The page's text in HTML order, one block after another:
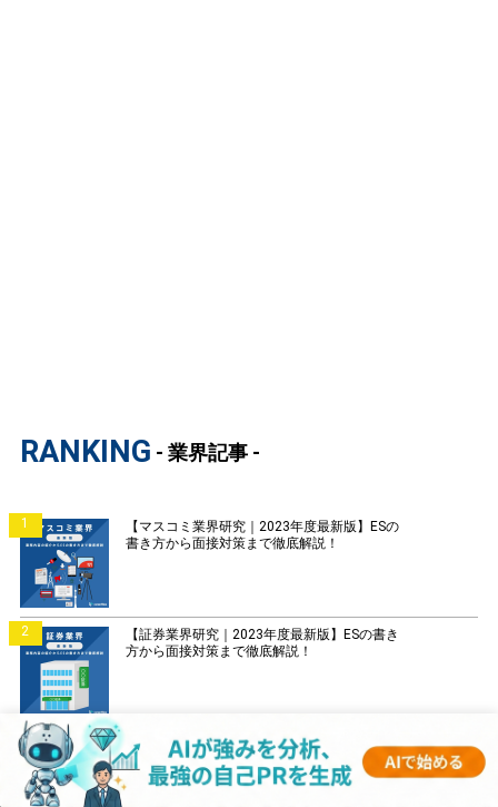
RANKING - 業界記事 -
1
【マスコミ業界研究｜2023年度最新版】ESの
書き方から面接対策まで徹底解説！
2
【証券業界研究｜2023年度最新版】ESの書き
方から面接対策まで徹底解説！
3
【銀行業界研究｜2023年度最新版】ESの書き
方から面接対策まで徹底解説！